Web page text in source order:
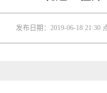
发布日期：2019-06-18 21:30